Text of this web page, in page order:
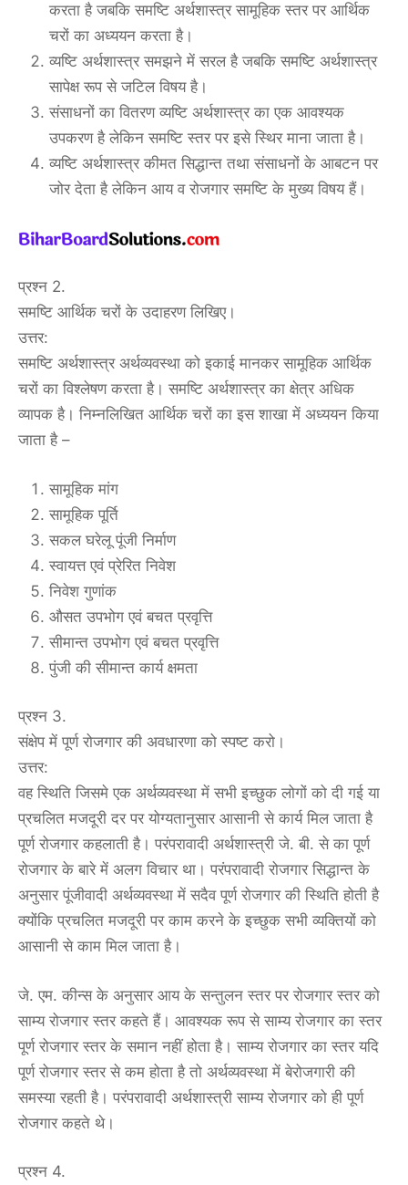
करता है जबकि समष्टि अर्थशास्त्र सामूहिक स्तर पर आर्थिक
चरों का अध्ययन करता है।
व्यष्टि अर्थशास्त्र समझने में सरल है जबकि समष्टि अर्थशास्त्र
सापेक्ष रूप से जटिल विषय है।
संसाधनों का वितरण व्यष्टि अर्थशास्त्र का एक आवश्यक
उपकरण है लेकिन समष्टि स्तर पर इसे स्थिर माना जाता है।
व्यष्टि अर्थशास्त्र कीमत सिद्धान्त तथा संसाधनों के आबटन पर
जोर देता है लेकिन आय व रोजगार समष्टि के मुख्य विषय हैं।
प्रश्न 2.
समष्टि आर्थिक चरों के उदाहरण लिखिए।
उत्तर:
समष्टि अर्थशास्त्र अर्थव्यवस्था को इकाई मानकर सामूहिक आर्थिक
चरों का विश्लेषण करता है। समष्टि अर्थशास्त्र का क्षेत्र अधिक
व्यापक है। निम्नलिखित आर्थिक चरों का इस शाखा में अध्ययन किया
जाता है –
सामूहिक मांग
सामूहिक पूर्ति
सकल घरेलू पूंजी निर्माण
स्वायत्त एवं प्रेरित निवेश
निवेश गुणांक
औसत उपभोग एवं बचत प्रवृत्ति
सीमान्त उपभोग एवं बचत प्रवृत्ति
पुंजी की सीमान्त कार्य क्षमता
प्रश्न 3.
संक्षेप में पूर्ण रोजगार की अवधारणा को स्पष्ट करो।
उत्तर:
वह स्थिति जिसमे एक अर्थव्यवस्था में सभी इच्छुक लोगों को दी गई या
प्रचलित मजदूरी दर पर योग्यतानुसार आसानी से कार्य मिल जाता है
पूर्ण रोजगार कहलाती है। परंपरावादी अर्थशास्त्री जे. बी. से का पूर्ण
रोजगार के बारे में अलग विचार था। परंपरावादी रोजगार सिद्धान्त के
अनुसार पूंजीवादी अर्थव्यवस्था में सदैव पूर्ण रोजगार की स्थिति होती है
क्योंकि प्रचलित मजदूरी पर काम करने के इच्छुक सभी व्यक्तियों को
आसानी से काम मिल जाता है।
जे. एम. कीन्स के अनुसार आय के सन्तुलन स्तर पर रोजगार स्तर को
साम्य रोजगार स्तर कहते हैं। आवश्यक रूप से साम्य रोजगार का स्तर
पूर्ण रोजगार स्तर के समान नहीं होता है। साम्य रोजगार का स्तर यदि
पूर्ण रोजगार स्तर से कम होता है तो अर्थव्यवस्था में बेरोजगारी की
समस्या रहती है। परंपरावादी अर्थशास्त्री साम्य रोजगार को ही पूर्ण
रोजगार कहते थे।
प्रश्न 4.